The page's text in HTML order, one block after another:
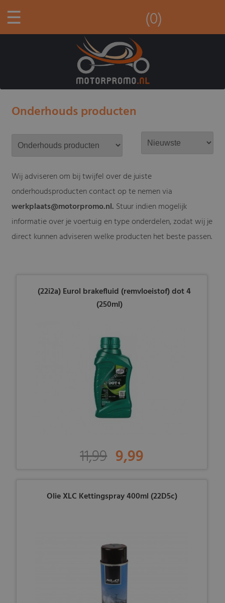
☰ (0)
Onderhouds producten
Wij adviseren om bij twijfel over de juiste
onderhoudsproducten contact op te nemen via
werkplaats@motorpromo.nl. Stuur indien mogelijk
informatie over je voertuig en type onderdelen, zodat wij je
direct kunnen adviseren welke producten het beste passen.
(22i2a) Eurol brakefluid (remvloeistof) dot 4
(250ml)
11,99 9,99
Olie XLC Kettingspray 400ml (22D5c)